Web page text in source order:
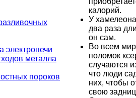
электропечи
металла
пороков
калорий.
У
два раза
он сам.
Во всем
поломок
случаются
что люди
них, чтобы
свою